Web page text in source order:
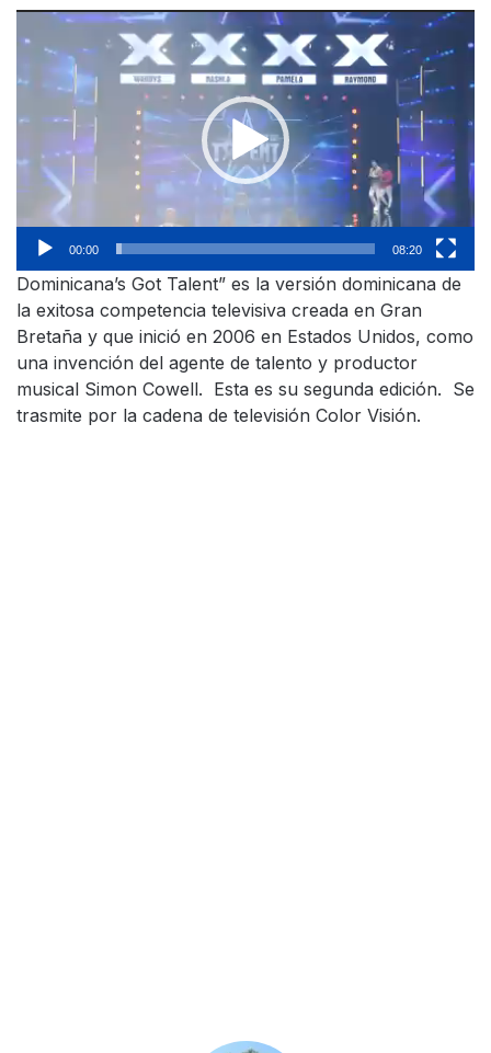
Reproductor
de
vídeo
00:00 08:20
Dominicana’s Got Talent” es la versión dominicana de
la exitosa competencia televisiva creada en Gran
Bretaña y que inició en 2006 en Estados Unidos, como
una invención del agente de talento y productor
musical Simon Cowell. Esta es su segunda edición. Se
trasmite por la cadena de televisión Color Visión.